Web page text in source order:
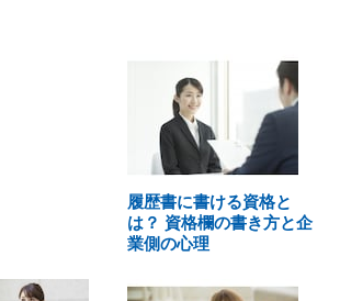
履歴書に書ける資格と
は？ 資格欄の書き方と企
業側の心理